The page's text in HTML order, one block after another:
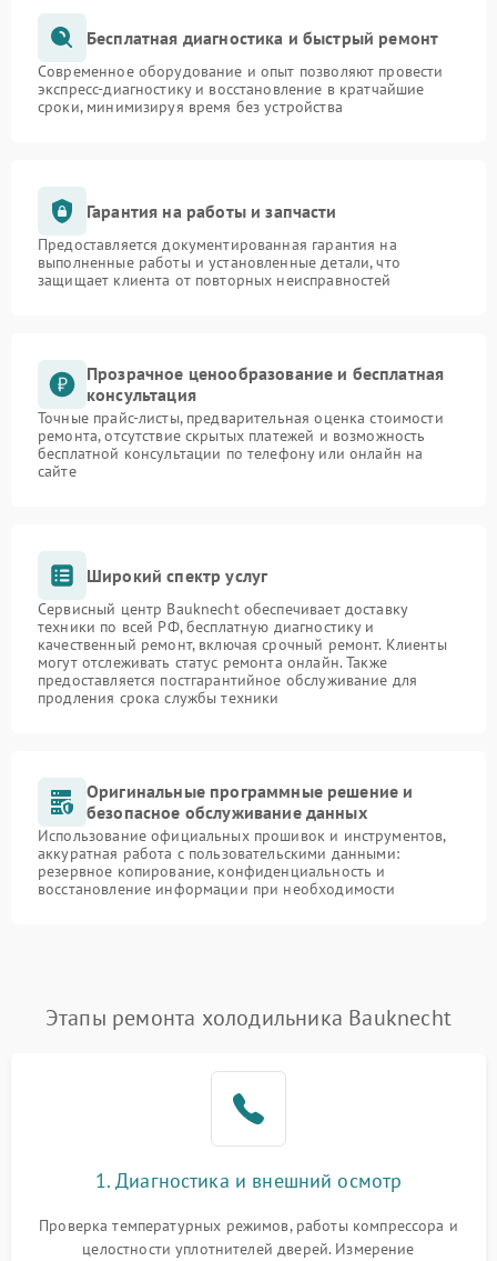
Бесплатная диагностика и быстрый ремонт
Современное оборудование и опыт позволяют провести
экспресс-диагностику и восстановление в кратчайшие
сроки, минимизируя время без устройства
Гарантия на работы и запчасти
Предоставляется документированная гарантия на
выполненные работы и установленные детали, что
защищает клиента от повторных неисправностей
Прозрачное ценообразование и бесплатная
консультация
Точные прайс-листы, предварительная оценка стоимости
ремонта, отсутствие скрытых платежей и возможность
бесплатной консультации по телефону или онлайн на
сайте
Широкий спектр услуг
Сервисный центр Bauknecht обеспечивает доставку
техники по всей РФ, бесплатную диагностику и
качественный ремонт, включая срочный ремонт. Клиенты
могут отслеживать статус ремонта онлайн. Также
предоставляется постгарантийное обслуживание для
продления срока службы техники
Оригинальные программные решение и
безопасное обслуживание данных
Использование официальных прошивок и инструментов,
аккуратная работа с пользовательскими данными:
резервное копирование, конфиденциальность и
восстановление информации при необходимости
Этапы ремонта холодильника Bauknecht
1. Диагностика и внешний осмотр
Проверка температурных режимов, работы компрессора и
целостности уплотнителей дверей. Измерение